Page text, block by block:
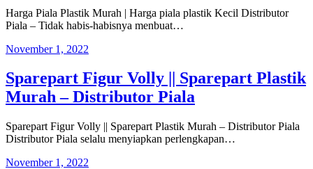
Harga Piala Plastik Murah | Harga piala plastik Kecil Distributor
Piala – Tidak habis-habisnya menbuat…
November 1, 2022
Sparepart Figur Volly || Sparepart Plastik
Murah – Distributor Piala
Sparepart Figur Volly || Sparepart Plastik Murah – Distributor Piala
Distributor Piala selalu menyiapkan perlengkapan…
November 1, 2022